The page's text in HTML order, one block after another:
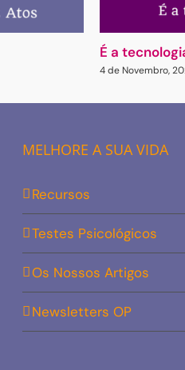
É a
4 de Novembro,
MELHORE A SUA VIDA
Recursos
Testes Psicológicos
Os Nossos Artigos
Newsletters OP